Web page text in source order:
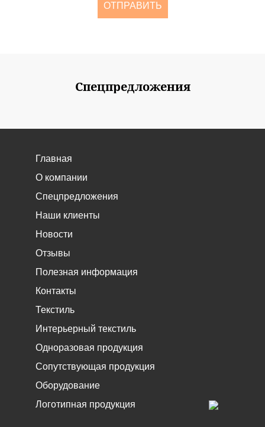
ОТПРАВИТЬ
Спецпредложения
Главная
О компании
Спецпредложения
Наши клиенты
Новости
Отзывы
Полезная информация
Контакты
Текстиль
Интерьерный текстиль
Одноразовая продукция
Сопутствующая продукция
Оборудование
Логотипная продукция